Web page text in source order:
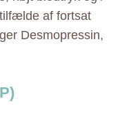
af fortsat
Desmopressin,